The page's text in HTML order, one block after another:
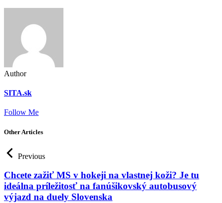
Author
SITA.sk
Follow Me
Other Articles
Previous
Chcete zažiť MS v hokeji na vlastnej koži? Je tu
ideálna príležitosť na fanúšikovský autobusový
výjazd na duely Slovenska